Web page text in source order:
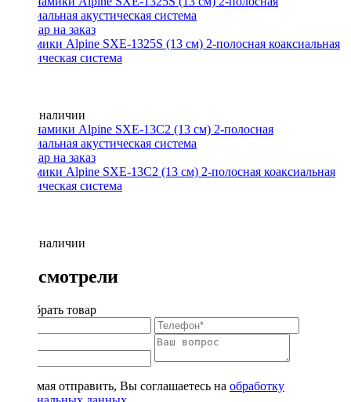
Динамики Alpine SXE-1325S (13 см) 2-полосная коаксиальная
акустическая система
Нет в наличии
Динамики Alpine SXE-13С2 (13 см) 2-полосная коаксиальная
акустическая система
Нет в наличии
Вы смотрели
Подобрать товар
Нажимая отправить, Вы соглашаетесь на обработку